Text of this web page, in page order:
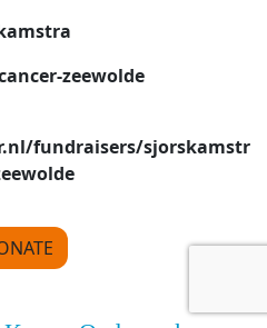
zeewolde
fundraisers/sjorskamstr